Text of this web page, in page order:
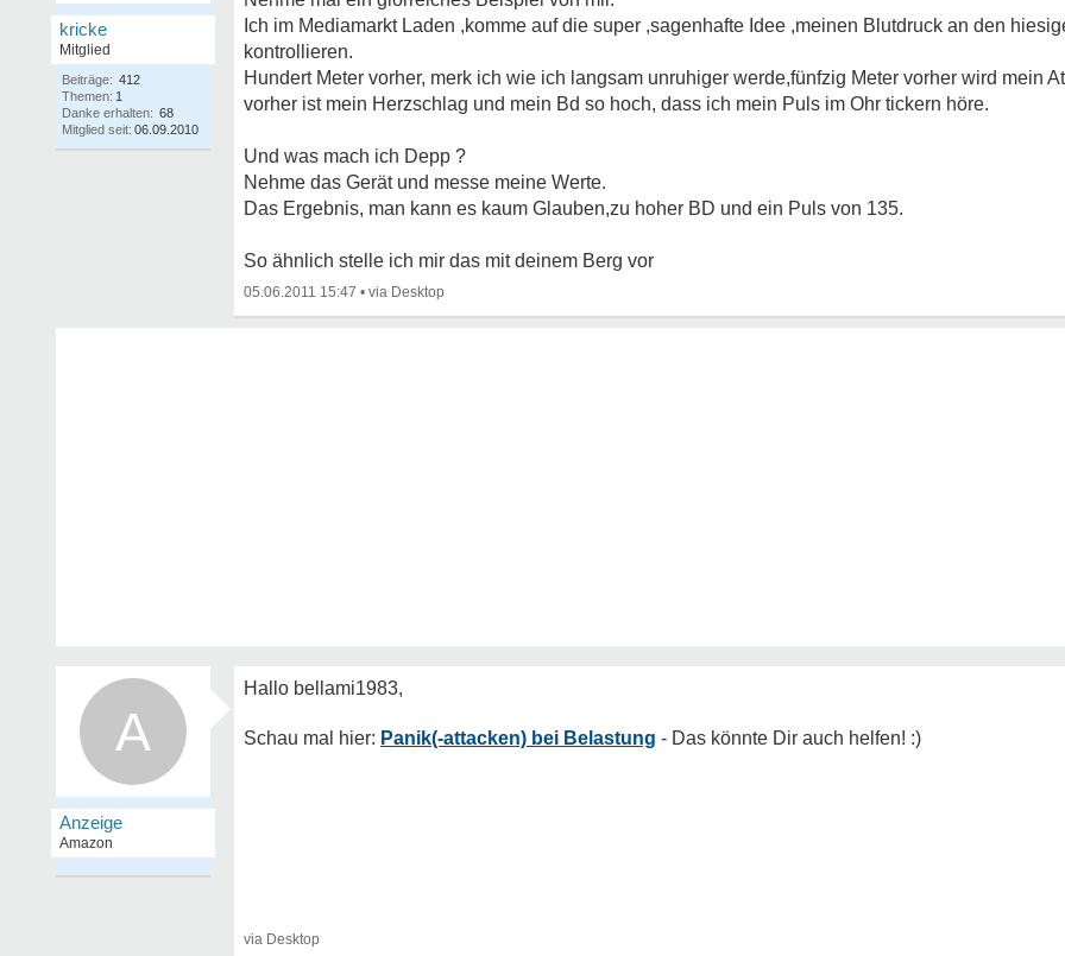
kricke
Mitglied
Beiträge: 412
Themen: 1
Danke erhalten: 68
Mitglied seit: 06.09.2010
Ich im Mediamarkt Laden ,komme auf die super ,sagenhafte Idee ,meinen Blutdruck an den
kontrollieren.
Hundert Meter vorher, merk ich wie ich langsam unruhiger werde,fünfzig Meter vorher wird mein
vorher ist mein Herzschlag und mein Bd so hoch, dass ich mein Puls im Ohr tickern höre.
Und was mach ich Depp ?
Nehme das Gerät und messe meine Werte.
Das Ergebnis, man kann es kaum Glauben,zu hoher BD und ein Puls von 135.
So ähnlich stelle ich mir das mit deinem Berg vor
05.06.2011 15:47 •
A Panik(-attacken) bei Belastung